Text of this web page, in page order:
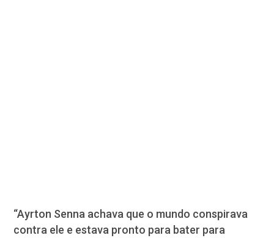
“Ayrton Senna achava que o mundo conspirava
contra ele e estava pronto para bater para